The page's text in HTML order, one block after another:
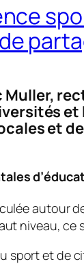
Muller,
et
et
autour
niveau, ce
sport et de